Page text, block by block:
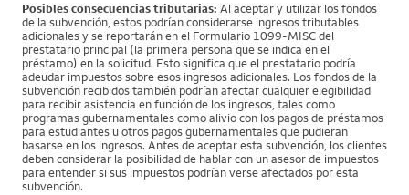
Posibles consecuencias tributarias: Al aceptar y utilizar los fondos
de la subvención, estos podrían considerarse ingresos tributables
adicionales y se reportarán en el Formulario 1099-MISC del
prestatario principal (la primera persona que se indica en el
préstamo) en la solicitud. Esto significa que el prestatario podría
adeudar impuestos sobre esos ingresos adicionales. Los fondos de la
subvención recibidos también podrían afectar cualquier elegibilidad
para recibir asistencia en función de los ingresos, tales como
programas gubernamentales como alivio con los pagos de préstamos
para estudiantes u otros pagos gubernamentales que pudieran
basarse en los ingresos. Antes de aceptar esta subvención, los clientes
deben considerar la posibilidad de hablar con un asesor de impuestos
para entender si sus impuestos podrían verse afectados por esta
subvención.